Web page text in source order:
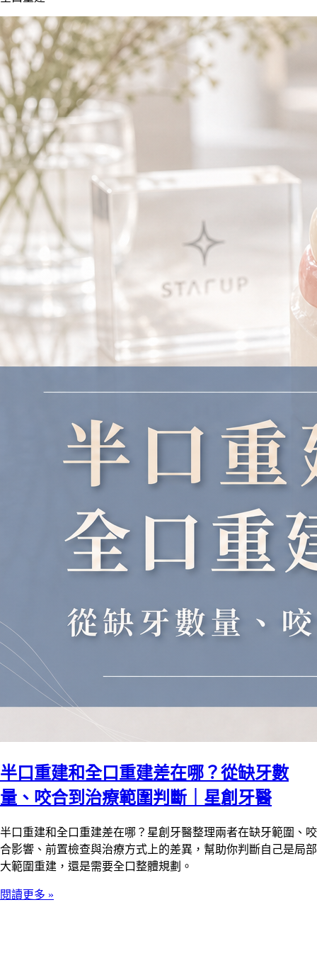
半口重建和全口重建差在哪？從缺牙數
量、咬合到治療範圍判斷｜星創牙醫
半口重建和全口重建差在哪？星創牙醫整理兩者在缺牙範圍、咬
合影響、前置檢查與治療方式上的差異，幫助你判斷自己是局部
大範圍重建，還是需要全口整體規劃。
閱讀更多 »